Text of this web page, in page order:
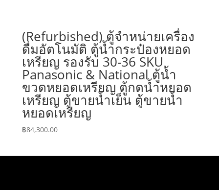
(Refurbished) ตู้จำหน่ายเครื่อง
ดื่มอัตโนมัติ ตู้น้ำกระป๋องหยอด
เหรียญ รองรับ 30-36 SKU
Panasonic & National ตู้น้ำ
ขวดหยอดเหรียญ ตู้กดน้ำหยอด
เหรียญ ตู้ขายน้ำเย็น ตู้ขายน้ำ
หยอดเหรียญ
฿84,300.00